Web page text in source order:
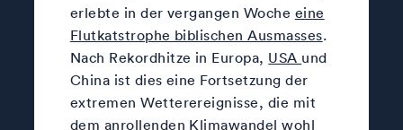
erlebte in der vergangen Woche eine
Flutkatstrophe biblischen Ausmasses.
Nach Rekordhitze in Europa, USA und
China ist dies eine Fortsetzung der
extremen Wetterereignisse, die mit
dem anrollenden Klimawandel wohl